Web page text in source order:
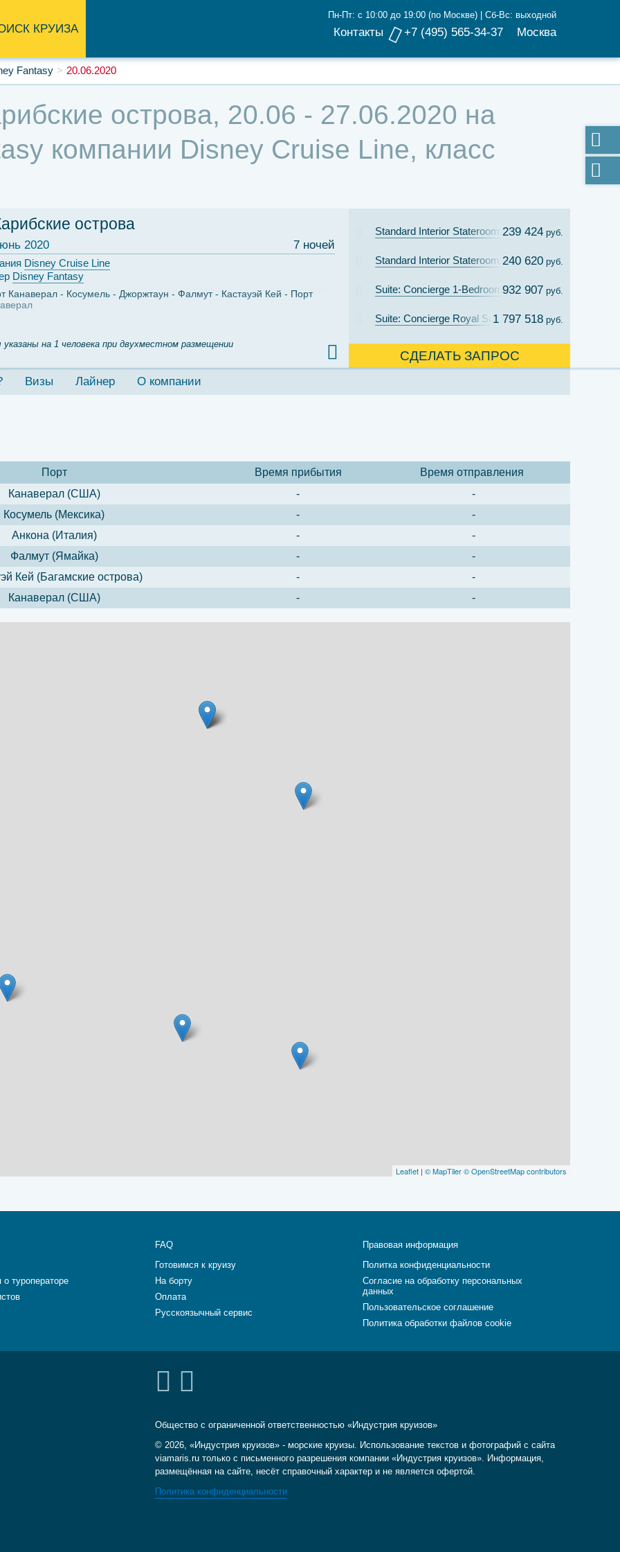
КРУИЗА Контакты
Пн-Пт: с 10:00 до 19:00 (по Москве) | Сб-Вс: выходной
+7 (495) 565-34-37 Москва
Fantasy 20.06.2020
острова, 20.06 - 27.06.2020 на
компании Disney Cruise Line, класс
острова
7 ночей
2020
Disney Cruise Line
Disney Fantasy
Канаверал Косумель Джоржтаун Фалмут Кастауэй Кей
Порт
на 1 человека при двухместном размещении
Standard Interior Stateroom: Cat. 11C
239 424 руб.
Standard Interior Stateroom: Cat. 11B
240 620 руб.
Suite: Concierge 1-Bedroom Suite with Verandah Cat.
932 907 руб.
Suite: Concierge Royal Suite with Verandah Cat. R
1 797 518 руб.
СДЕЛАТЬ ЗАПРОС
Визы Лайнер О компании
Порт Время прибытия
Время отправления
Канаверал (США)
-
-
Косумель (Мексика)
-
-
Анкона (Италия)
-
-
Фалмут (Ямайка)
-
-
Кей (Багамские острова)
-
-
Канаверал (США)
- -
Leaflet | © MapTiler© OpenStreetMap contributors
туроператоре
FAQ
Готовимся к круизу
На борту
Оплата
Русскоязычный сервис
Правовая информация
Политка конфиденциальности
Согласие на обработку персональных
данных
Пользовательское соглашение
Политика обработки файлов cookie
Общество с ограниченной ответственностью «Индустрия круизов»
© 2026, «Индустрия круизов» - морские круизы. Использование текстов и фотографий с сайта
viamaris.ru только с письменного разрешения компании «Индустрия круизов». Информация,
размещённая на сайте, несёт справочный характер и не является офертой.
Политика конфиденциальности